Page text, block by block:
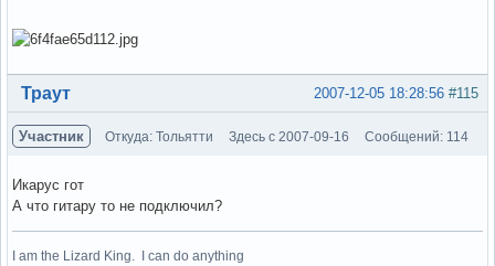
Вне форума #115
2007-12-05 18:28:56
Траут
Участник Откуда: Тольятти Здесь с 2007-09-16 Сообщений: 114
Икарус гот
А что гитару то не подключил?
I am the Lizard King. I can do anything